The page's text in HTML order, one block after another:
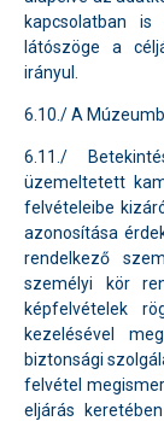
kapcsolatban
látószöge a
irányul.
6.10./ A
6.11./
üzemeltetett
felvételeibe
azonosítása
rendelkező
személyi kör
képfelvételek
kezelésével
biztonsági
felvétel
eljárás